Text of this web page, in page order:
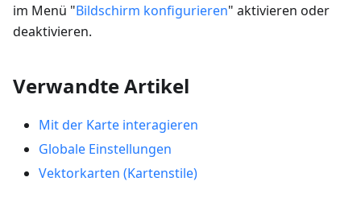
im Menü "Bildschirm konfigurieren" aktivieren oder
deaktivieren.
Verwandte Artikel
Mit der Karte interagieren
Globale Einstellungen
Vektorkarten (Kartenstile)